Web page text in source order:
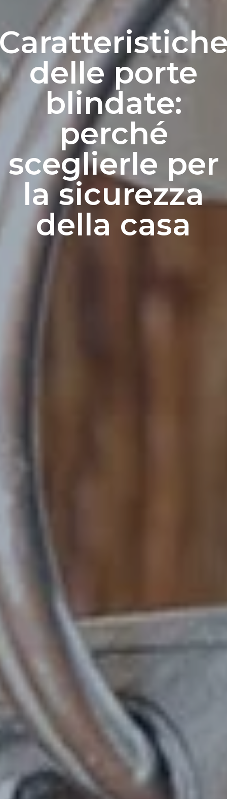
delle porte
blindate:
perché
sceglierle per
la sicurezza
della casa